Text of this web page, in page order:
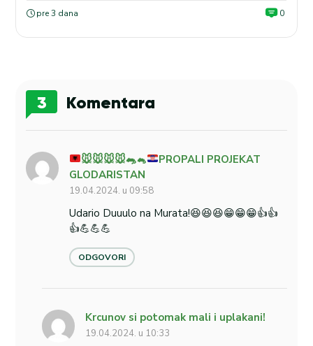
pre 3 dana 0
3 Komentara
🐭🐭🐭🐭🐀🐁
PROPALI PROJEKAT
GLODARISTAN
19.04.2024. u 09:58
Udario Duuulo na Murata!😆😆😆😁😁😁👍👍
👍💪💪💪
ODGOVORI
Krcunov si potomak mali i uplakani!
19.04.2024. u 10:33